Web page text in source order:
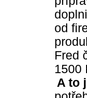
od
Fred
1500
A to